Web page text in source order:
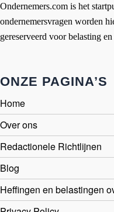
Ondernemers.com is het
ondernemersvragen worden
gereserveerd voor belasting
ONZE PAGINA’S
Home
Over ons
Redactionele Richtlijnen
Blog
Heffingen en belastingen